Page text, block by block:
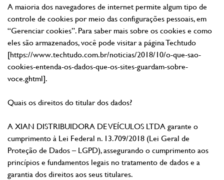
A maioria dos navegadores de internet permite algum tipo de
controle de cookies por meio das configurações pessoais, em
“Gerenciar cookies”. Para saber mais sobre os cookies e como
eles são armazenados, você pode visitar a página Techtudo
[https://www.techtudo.com.br/noticias/2018/10/o-que-sao-
cookies-entenda-os-dados-que-os-sites-guardam-sobre-
voce.ghtml].
Quais os direitos do titular dos dados?
A XIAN DISTRIBUIDORA DE VEÍCULOS LTDA garante o
cumprimento à Lei Federal n. 13.709/2018 (Lei Geral de
Proteção de Dados – LGPD), assegurando o cumprimento aos
princípios e fundamentos legais no tratamento de dados e a
garantia dos direitos aos seus titulares.